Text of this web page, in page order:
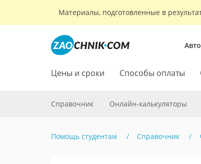
Материалы, подготовленные в
Цены и сроки Способы оплаты
Справочник Онлайн-калькуляторы
Помощь студентам Справочник